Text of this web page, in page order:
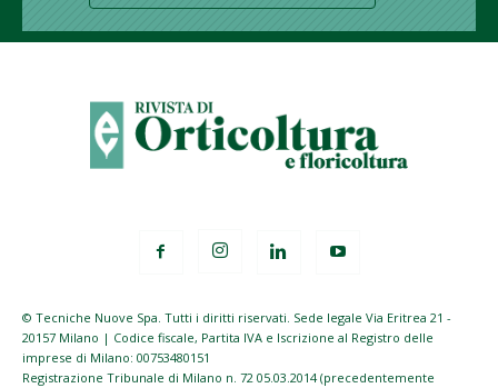
© Tecniche Nuove Spa. Tutti i diritti riservati. Sede legale Via Eritrea 21 -
20157 Milano | Codice fiscale, Partita IVA e Iscrizione al Registro delle
imprese di Milano: 00753480151
Registrazione Tribunale di Milano n. 72 05.03.2014 (precedentemente